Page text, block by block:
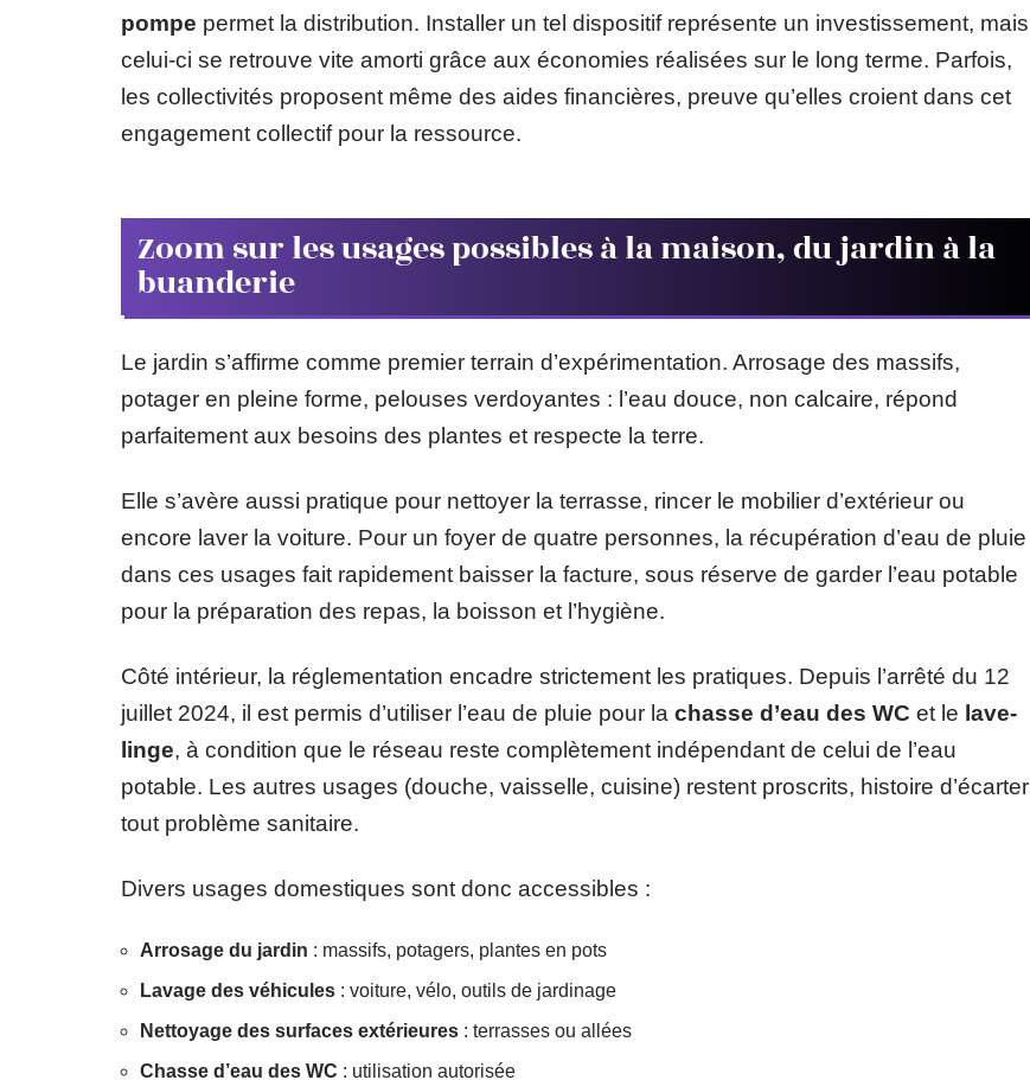
pompe permet la distribution. Installer un tel dispositif représente un investissement, mais
celui-ci se retrouve vite amorti grâce aux économies réalisées sur le long terme. Parfois,
les collectivités proposent même des aides financières, preuve qu’elles croient dans cet
engagement collectif pour la ressource.
Zoom sur les usages possibles à la maison, du jardin à la
buanderie
Le jardin s’affirme comme premier terrain d’expérimentation. Arrosage des massifs,
potager en pleine forme, pelouses verdoyantes : l’eau douce, non calcaire, répond
parfaitement aux besoins des plantes et respecte la terre.
Elle s’avère aussi pratique pour nettoyer la terrasse, rincer le mobilier d’extérieur ou
encore laver la voiture. Pour un foyer de quatre personnes, la récupération d’eau de pluie
dans ces usages fait rapidement baisser la facture, sous réserve de garder l’eau potable
pour la préparation des repas, la boisson et l’hygiène.
Côté intérieur, la réglementation encadre strictement les pratiques. Depuis l’arrêté du 12
juillet 2024, il est permis d’utiliser l’eau de pluie pour la chasse d’eau des WC et le lave-
linge, à condition que le réseau reste complètement indépendant de celui de l’eau
potable. Les autres usages (douche, vaisselle, cuisine) restent proscrits, histoire d’écarter
tout problème sanitaire.
Divers usages domestiques sont donc accessibles :
Arrosage du jardin : massifs, potagers, plantes en pots
Lavage des véhicules : voiture, vélo, outils de jardinage
Nettoyage des surfaces extérieures : terrasses ou allées
Chasse d’eau des WC : utilisation autorisée